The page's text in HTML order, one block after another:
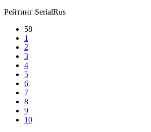
Рейтинг SerialRus
58
1
2
3
4
5
6
7
8
9
10